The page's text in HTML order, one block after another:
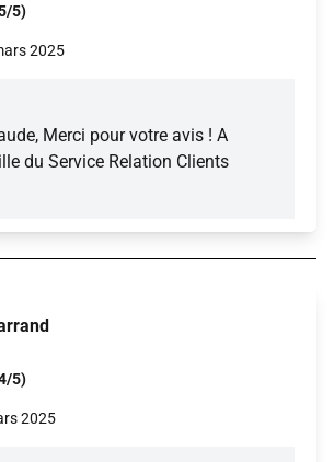
5)
2025
Merci pour votre avis ! A
du Service Relation Clients
5)
2025